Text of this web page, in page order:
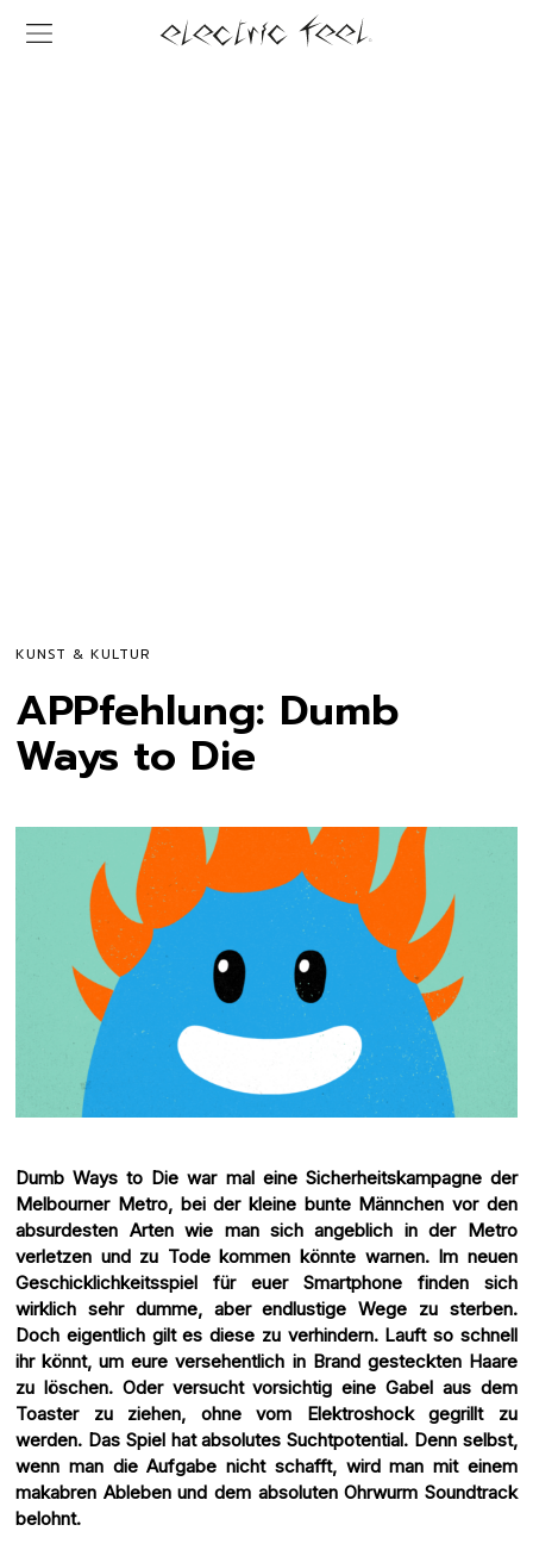
KUNST & KULTUR
APPfehlung: Dumb
Ways to Die
Dumb Ways to Die war mal eine Sicherheitskampagne der
Melbourner Metro, bei der kleine bunte Männchen vor den
absurdesten Arten wie man sich angeblich in der Metro
verletzen und zu Tode kommen könnte warnen. Im neuen
Geschicklichkeitsspiel für euer Smartphone finden sich
wirklich sehr dumme, aber endlustige Wege zu sterben.
Doch eigentlich gilt es diese zu verhindern. Lauft so schnell
ihr könnt, um eure versehentlich in Brand gesteckten Haare
zu löschen. Oder versucht vorsichtig eine Gabel aus dem
Toaster zu ziehen, ohne vom Elektroshock gegrillt zu
werden. Das Spiel hat absolutes Suchtpotential. Denn selbst,
wenn man die Aufgabe nicht schafft, wird man mit einem
makabren Ableben und dem absoluten Ohrwurm Soundtrack
belohnt.